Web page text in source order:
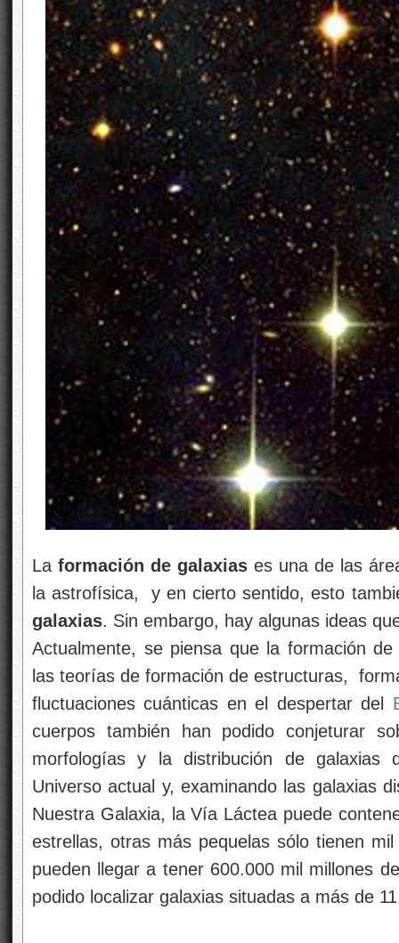
La formación de galaxias es una de las
la astrofísica, y en cierto sentido, esto
galaxias. Sin embargo, hay algunas ideas
Actualmente, se piensa que la formación
las teorías de formación de estructuras,
fluctuaciones cuánticas en el despertar del
cuerpos también han podido conjeturar
morfologías y la distribución de galaxias
Universo actual y, examinando las galaxias
Nuestra Galaxia, la Vía Láctea puede
estrellas, otras más pequelas sólo tienen
pueden llegar a tener 600.000 mil millones
podido localizar galaxias situadas a más de